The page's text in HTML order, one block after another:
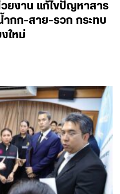
วยงาน แก้ไขปัญหาสาร
กก-สาย-รวก กระทบ
ใหม่